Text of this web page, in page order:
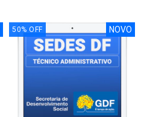
50% OFF NOVO